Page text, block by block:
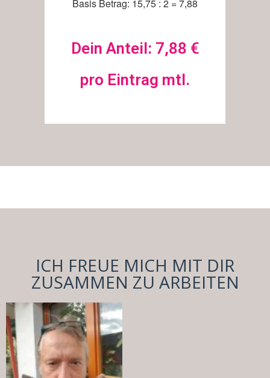
Basis Betrag: 15,75 : 2 = 7,88
Dein Anteil: 7,88 €
pro Eintrag mtl.
ICH FREUE MICH MIT DIR
ZUSAMMEN ZU ARBEITEN